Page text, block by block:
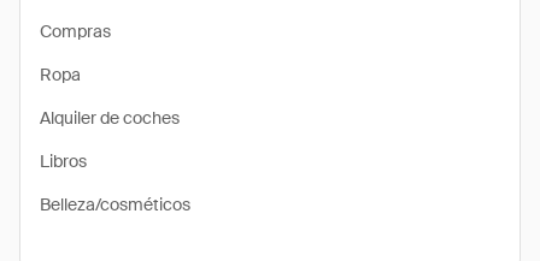
Compras
Ropa
Alquiler de coches
Libros
Belleza/cosméticos